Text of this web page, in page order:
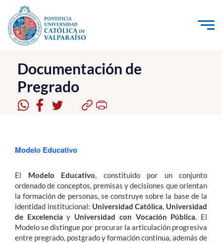
Click acá para ir directamente al contenido
La Universidad
Investigación, Creación e Innovación
PUCV Internacional
Admisión
Pregrado
Postgrado
Formación Continua
Documentación de
Pregrado
Modelo Educativo
El Modelo Educativo, constituido por un conjunto
ordenado de conceptos, premisas y decisiones que orientan
la formación de personas, se construye sobre la base de la
identidad institucional: Universidad Católica, Universidad
de Excelencia y Universidad con Vocación Pública. El
Modelo se distingue por procurar la articulación progresiva
entre pregrado, postgrado y formación continua, además de